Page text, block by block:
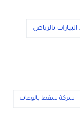
بالرياض
شركة شفط بالوعات